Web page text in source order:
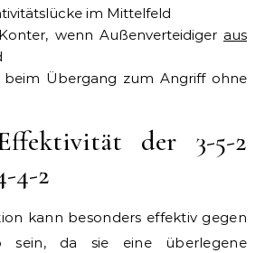
im Mittelfeld
wenn Außenverteidiger aus
beim Übergang zum Angriff ohne
der 3-5-2
4-2
kann besonders effektiv gegen
sein, da sie eine überlegene